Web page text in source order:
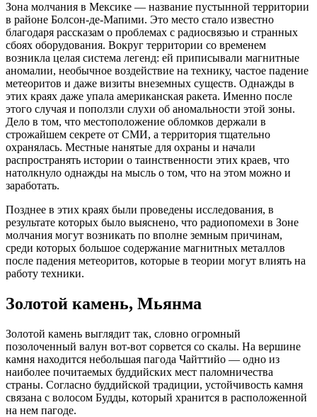
Зона молчания в Мексике — название пустынной территории
в районе Болсон-де-Мапими. Это место стало известно
благодаря рассказам о проблемах с радиосвязью и странных
сбоях оборудования. Вокруг территории со временем
возникла целая система легенд: ей приписывали магнитные
аномалии, необычное воздействие на технику, частое падение
метеоритов и даже визиты внеземных существ. Однажды в
этих краях даже упала американская ракета. Именно после
этого случая и поползли слухи об аномальности этой зоны.
Дело в том, что местоположение обломков держали в
строжайшем секрете от СМИ, а территория тщательно
охранялась. Местные нанятые для охраны и начали
распространять истории о таинственности этих краев, что
натолкнуло однажды на мысль о том, что на этом можно и
заработать.
Позднее в этих краях были проведены исследования, в
результате которых было выяснено, что радиопомехи в Зоне
молчания могут возникать по вполне земным причинам,
среди которых большое содержание магнитных металлов
после падения метеоритов, которые в теории могут влиять на
работу техники.
Золотой камень, Мьянма
Золотой камень выглядит так, словно огромный
позолоченный валун вот-вот сорвется со скалы. На вершине
камня находится небольшая пагода Чайттийо — одно из
наиболее почитаемых буддийских мест паломничества
страны. Согласно буддийской традиции, устойчивость камня
связана с волосом Будды, который хранится в расположенной
на нем пагоде.